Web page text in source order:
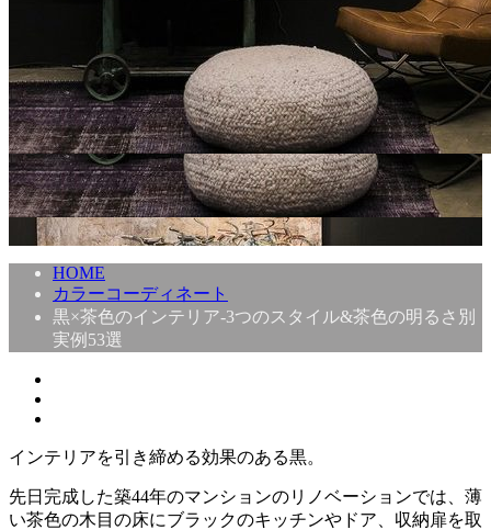
HOME
カラーコーディネート
黒×茶色のインテリア-3つのスタイル&茶色の明るさ別
実例53選
インテリアを引き締める効果のある黒。
先日完成した築44年のマンションのリノベーションでは、薄
い茶色の木目の床にブラックのキッチンやドア、収納扉を取